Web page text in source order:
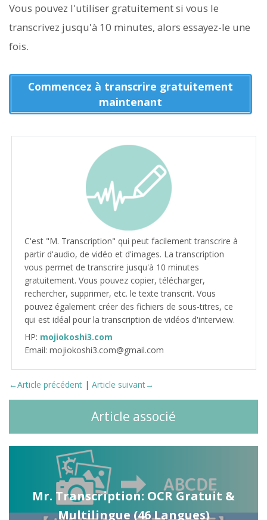
Vous pouvez l'utiliser gratuitement si vous le
transcrivez jusqu'à 10 minutes, alors essayez-le une
fois.
Commencez à transcrire gratuitement
maintenant
C'est "M. Transcription" qui peut facilement transcrire à
partir d'audio, de vidéo et d'images. La transcription
vous permet de transcrire jusqu'à 10 minutes
gratuitement. Vous pouvez copier, télécharger,
rechercher, supprimer, etc. le texte transcrit. Vous
pouvez également créer des fichiers de sous-titres, ce
qui est idéal pour la transcription de vidéos d'interview.
HP: mojiokoshi3.com
Email: mojiokoshi3.com@gmail.com
←Article précédent | Article suivant→
Article associé
Mr. Transcription: OCR Gratuit &
Multilingue (46 Langues)